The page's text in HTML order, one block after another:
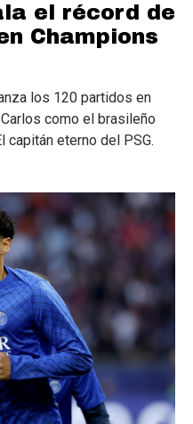
el récord de
Champions
los 120 partidos en
como el brasileño
capitán eterno del PSG.